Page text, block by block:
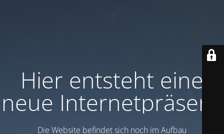
Hier entsteht eine
neue Internetpräsenz
Die Website befindet sich noch im Aufbau